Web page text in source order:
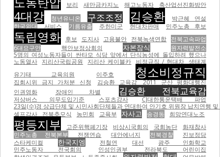
보리 새만금카지노 해고노동자 축산업선진화방안
4대강 청년유니온 구조조정 김승환
박근혜 연설
한국외대
서비스 기름유출 주한미군 현대차판매 민주노총 후보
독립영화 후보 도지사 고용불안 전북녹색연합 전북고속파업
6대요구안
핵안보정상회의 자본잠식
원자력발전소
5명의 여성노동자들이 싼타모 식당 앞에서 단식농성에 돌입하려 했으나
노동열사 지리산국립공원 지리산 케이블카 비정규직 / 현대차 생태계
유기태 교육의원
이주호 청소비정규직
집회시위 금지 가처분 신청 김승환 교육감
2011 군산 평화대행진
인권영화
장애인 차별 김승환 전북교육감
저상버스 의무도입기준 스포츠강사
CJ대한통운택배 파업
23일(수)경 상급단체 및 시민사회단체들과 연대하여 안기호 위원장 납치연행
셀프감사
전북추모식 농민회 교육부 자사고 송경동 희망연대노조
평등지부 고준위핵폐기장 비상시국회의 국회농단
화재참사
민주노총 전북본부
전쟁연습 대안에너지 전북경찰
진보정당
스타케미컬
한국지엠 전철연 대선
광주 인화학교
민주노동자 전국회의
인성인권부
전라북도 어린이집